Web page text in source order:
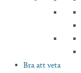
Bra att veta